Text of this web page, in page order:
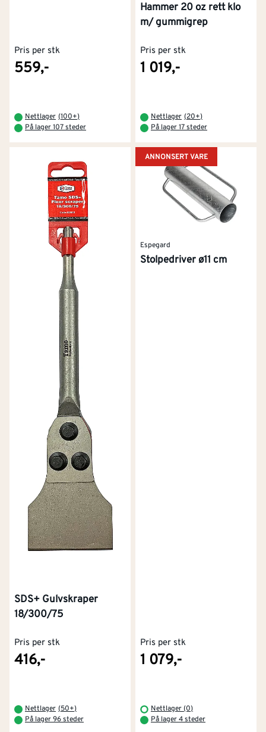
Pris per stk
559,-
Nettlager (100+)
På lager 107 steder
Hammer 20 oz rett klo
m/ gummigrep
Pris per stk
1 019,-
Nettlager (20+)
På lager 17 steder
SDS+ Gulvskraper
18/300/75
Pris per stk
416,-
Nettlager (50+)
På lager 96 steder
ANNONSERT VARE
Espegard
Stolpedriver ø11 cm
Pris per stk
1 079,-
Nettlager (0)
På lager 4 steder